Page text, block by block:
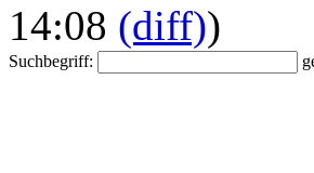
14:08 (diff))
Suchbegriff: